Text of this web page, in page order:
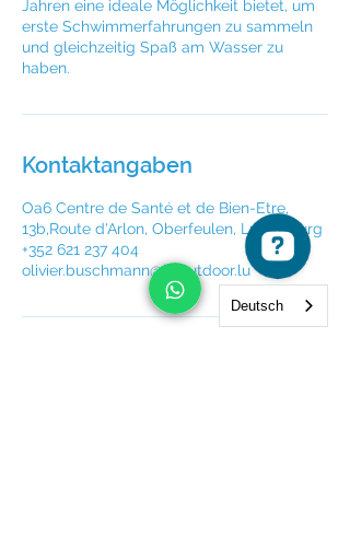
Jahren eine ideale Möglichkeit bietet, um
erste Schwimmerfahrungen zu sammeln
und gleichzeitig Spaß am Wasser zu
Kontaktangaben
Oa6 Centre de Santé et de Bien-Etre,
13b,Route d'Arlon, Oberfeulen, Luxemburg
+352 621 237 404
olivier.buschmann@b-outdoor.lu
Deutsch